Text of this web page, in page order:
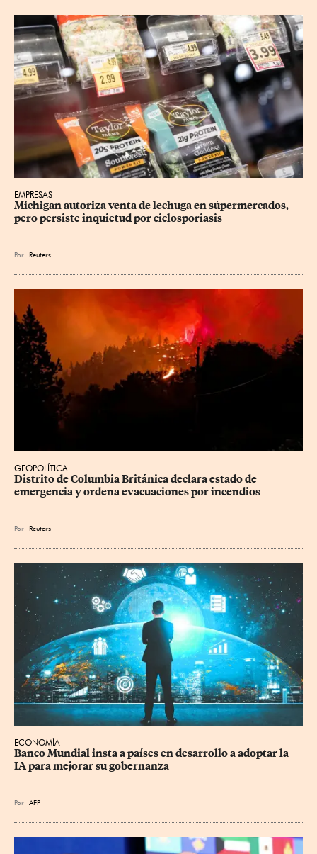
EMPRESAS
Michigan autoriza venta de lechuga en súpermercados,
pero persiste inquietud por ciclosporiasis
Por Reuters
GEOPOLÍTICA
Distrito de Columbia Británica declara estado de
emergencia y ordena evacuaciones por incendios
Por Reuters
ECONOMÍA
Banco Mundial insta a países en desarrollo a adoptar la
IA para mejorar su gobernanza
Por AFP